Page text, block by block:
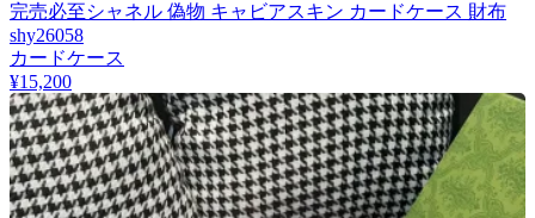
完売必至シャネル 偽物 キャビアスキン カードケース 財布
shy26058
カードケース
¥15,200